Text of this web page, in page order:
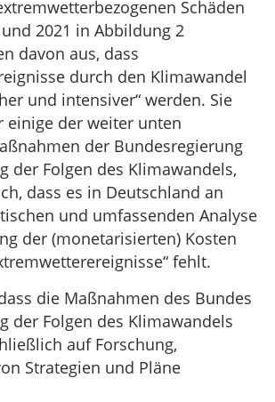
Schäden
2021 in Abbildung 2
davon aus, dass
durch den Klimawandel
und intensiver“ werden. Sie
einige der weiter unten
der Bundesregierung
der Folgen des Klimawandels,
dass es in Deutschland an
und umfassenden Analyse
der (monetarisierten) Kosten
fehlt.
die Maßnahmen des Bundes
der Folgen des Klimawandels
auf Forschung,
Strategien und Pläne